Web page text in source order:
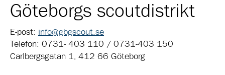
Göteborgs scoutdistrikt
E-post: info@gbgscout.se
Telefon: 0731- 403 110 / 0731-403 150
Carlbergsgatan 1, 412 66 Göteborg